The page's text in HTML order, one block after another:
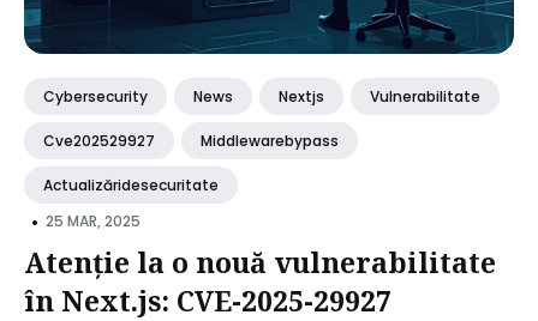
Cybersecurity News Nextjs Vulnerabilitate
Cve202529927 Middlewarebypass
Actualizăridesecuritate
• 25 MAR, 2025
Atenție la o nouă vulnerabilitate
în Next.js: CVE-2025-29927